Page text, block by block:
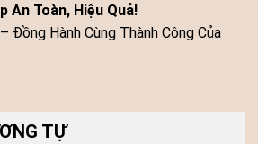
An Toàn, Hiệu Quả!
Đồng Hành Cùng Thành Công Của
TỰ